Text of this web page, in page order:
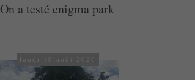
On a testé enigma park
lundi 10 août 2020